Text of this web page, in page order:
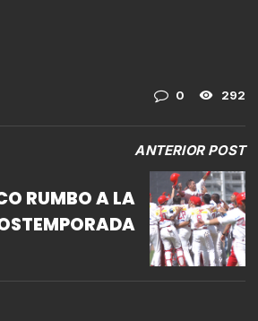
0 292
ANTERIOR POST
RUMBO A LA